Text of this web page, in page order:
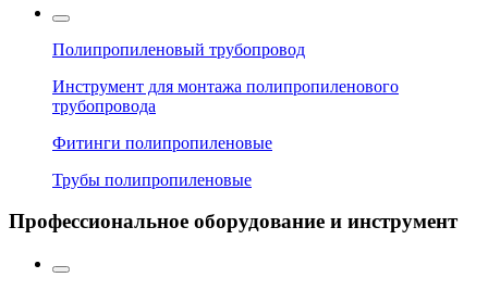
Полипропиленовый трубопровод
Инструмент для монтажа полипропиленового
трубопровода
Фитинги полипропиленовые
Трубы полипропиленовые
Профессиональное оборудование и инструмент